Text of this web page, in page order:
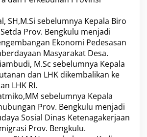
SH,M.Si sebelumnya Kepala Biro
Prov. Bengkulu menjadi
Ekonomi Pedesasan
Masyarakat Desa.
M.Sc sebelumnya Kepala
dan LHK dikembalikan ke
LHK RI.
sebelumnya Kepala
Prov. Bengkulu menjadi
Sosial Dinas Ketenagakerjaan
Prov. Bengkulu.